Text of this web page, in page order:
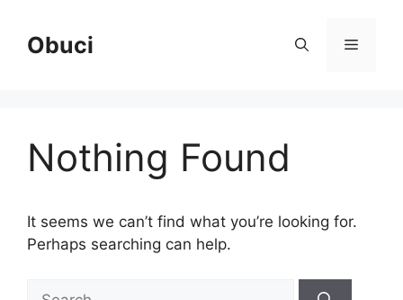
contentObuci Menu
Nothing Found
It seems we can’t find what you’re looking for.
Perhaps searching can help.